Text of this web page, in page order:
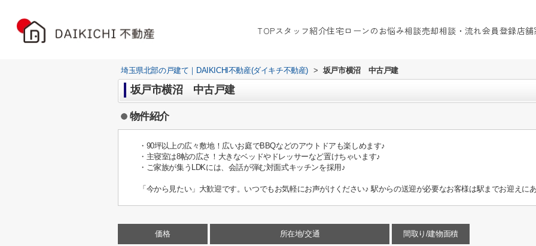
TOPスタッフ紹介住宅ローンのお悩み相談売却相談・流れ会員登録店
埼玉県北部の戸建て｜DAIKICHI不動産(ダイキチ不動産) > 坂戸市横沼 中古戸建
坂戸市横沼 中古戸建
物件紹介
・90坪以上の広々敷地！広いお庭でBBQなどのアウトドアも楽しめます♪
・主寝室は8帖の広さ！大きなベッドやドレッサーなど置けちゃいます♪
・ご家族が集うLDKには、会話が弾む対面式キッチンを採用♪
「今から見たい」大歓迎です。いつでもお気軽にお声がけください♪ 駅からの送迎が必要なお客様は駅までお迎えに
価格 所在地/交通
間取り/建物面積